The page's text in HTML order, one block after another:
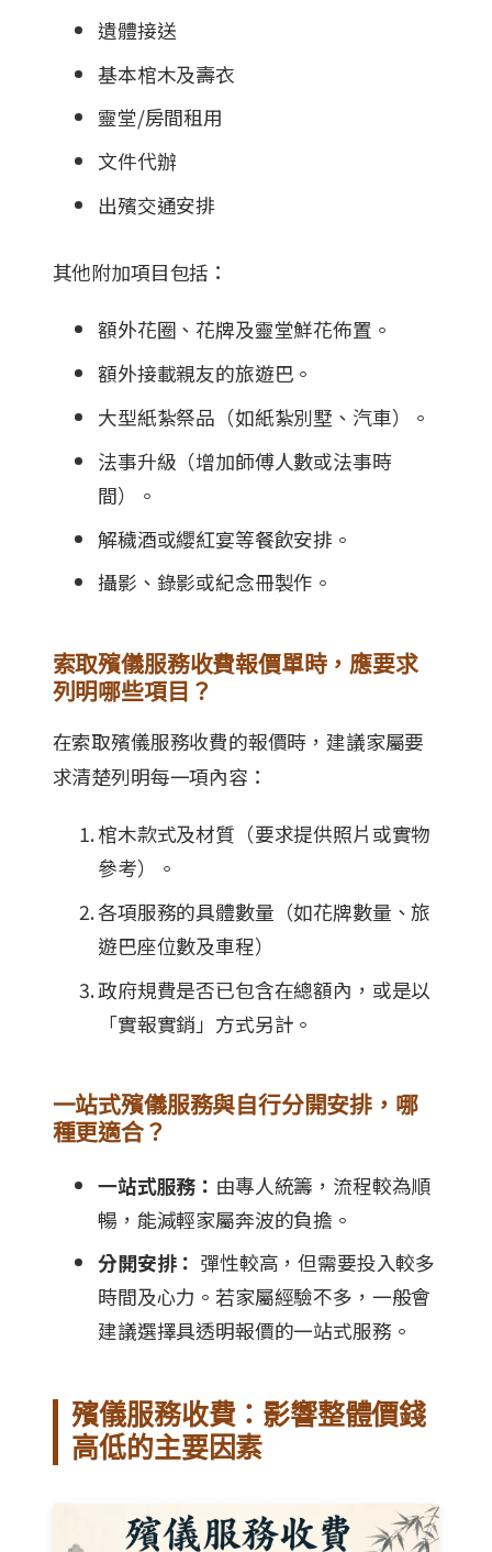
遺體接送
基本棺木及壽衣
靈堂/房間租用
文件代辦
出殯交通安排
其他附加項目包括：
額外花圈、花牌及靈堂鮮花佈置。
額外接載親友的旅遊巴。
大型紙紮祭品（如紙紮別墅、汽車）。
法事升級（增加師傅人數或法事時
間）。
解穢酒或纓紅宴等餐飲安排。
攝影、錄影或紀念冊製作。
索取殯儀服務收費報價單時，應要求
列明哪些項目？
在索取殯儀服務收費的報價時，建議家屬要
求清楚列明每一項內容：
棺木款式及材質（要求提供照片或實物
參考）。
各項服務的具體數量（如花牌數量、旅
遊巴座位數及車程）
政府規費是否已包含在總額內，或是以
「實報實銷」方式另計。
一站式殯儀服務與自行分開安排，哪
種更適合？
一站式服務： 由專人統籌，流程較為順
暢，能減輕家屬奔波的負擔。
分開安排： 彈性較高，但需要投入較多
時間及心力。若家屬經驗不多，一般會
建議選擇具透明報價的一站式服務。
殯儀服務收費：影響整體價錢
高低的主要因素